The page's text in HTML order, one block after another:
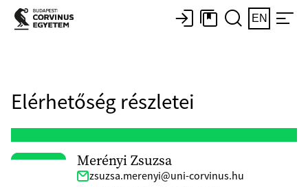
EN
Elérhetőség részletei
Merényi Zsuzsa
zsuzsa.merenyi@uni-corvinus.hu